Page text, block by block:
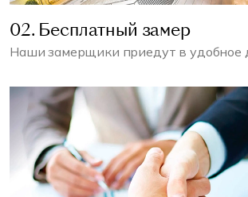
02. Бесплатный замер
Наши замерщики приедут в удобное